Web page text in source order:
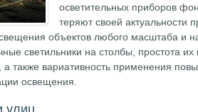
осветительных приборов
теряют своей актуальности
объектов любого масштаба и
светильники на столбы, простота их
а также вариативность применения
освещения.
улиц